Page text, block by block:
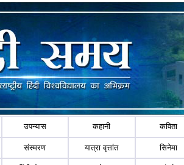
उपन्यास कहानी कविता
संस्मरण यात्रा वृत्तांत सिनेमा